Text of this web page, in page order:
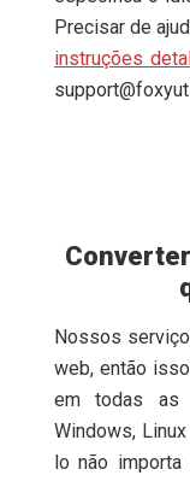
Precisar de
instruções
Nossos
web, então
em todas as
Windows,
lo não